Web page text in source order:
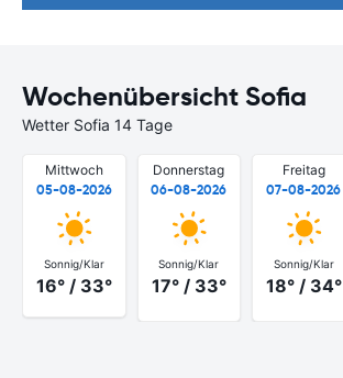
Wochenübersicht Sofia
Wetter Sofia 14 Tage
Mittwoch
05-08-2026
Sonnig/Klar
16° / 33°
Donnerstag
06-08-2026
Sonnig/Klar
17° / 33°
Freitag
07-08-2026
Sonnig/Klar
18° / 34°